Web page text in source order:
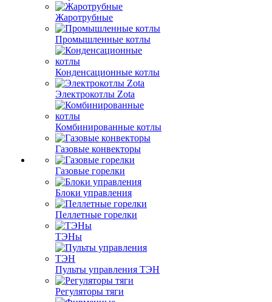
Жаротрубные
Промышленные котлы
Конденсационные котлы
Электрокотлы Zota
Комбинированные котлы
Газовые конвекторы
Газовые горелки
Блоки управления
Пеллетные горелки
ТЭНы
Пульты управления ТЭН
Регуляторы тяги